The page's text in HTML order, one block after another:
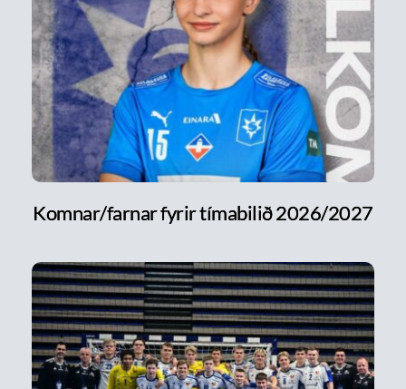
Komnar/farnar fyrir tímabilið 2026/2027